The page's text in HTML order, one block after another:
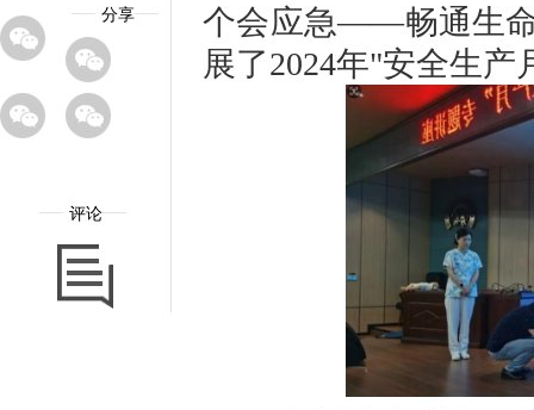
分享
评论
个会应急——畅通生
展了2024年"安全生